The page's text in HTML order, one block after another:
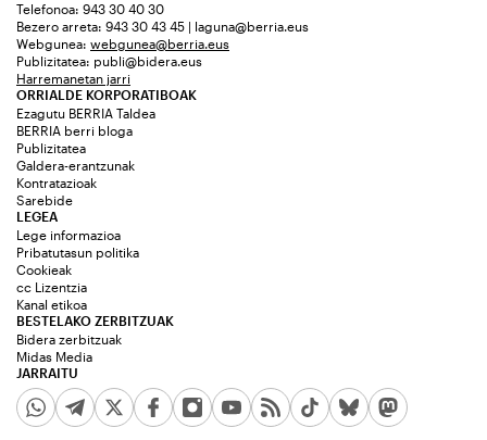
Telefonoa: 943 30 40 30
Bezero arreta: 943 30 43 45 | laguna@berria.eus
Webgunea: webgunea@berria.eus
Publizitatea: publi@bidera.eus
Harremanetan jarri
ORRIALDE KORPORATIBOAK
Ezagutu BERRIA Taldea
BERRIA berri bloga
Publizitatea
Galdera-erantzunak
Kontratazioak
Sarebide
JARRAITU
LEGEA
Lege informazioa
Pribatutasun politika
Cookieak
cc Lizentzia
Kanal etikoa
BESTELAKO ZERBITZUAK
Bidera zerbitzuak
Midas Media